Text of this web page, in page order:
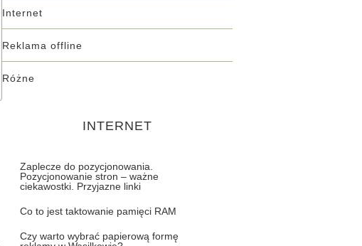
Internet
Reklama offline
Różne
INTERNET
Zaplecze do pozycjonowania.
Pozycjonowanie stron – ważne
ciekawostki. Przyjazne linki
Co to jest taktowanie pamięci RAM
Czy warto wybrać papierową formę